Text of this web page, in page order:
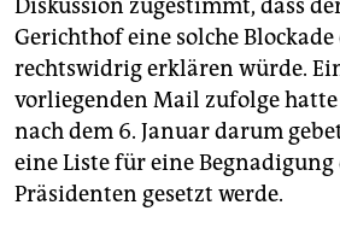
Diskussion zugestimmt, dass
Gerichthof eine solche
rechtswidrig erklären würde.
vorliegenden Mail zufolge
nach dem 6. Januar darum
eine Liste für eine Begnadigung
Präsidenten gesetzt werde.